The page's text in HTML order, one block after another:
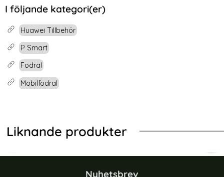
I följande kategori(er)
Huawei Tillbehör
P Smart
Fodral
Mobilfodral
Liknande produkter
Galaxy S26 Ultra Fodral Smart Wallet Svart
Huawei P Smart Fodral I Äkta
Nyhetsbrev